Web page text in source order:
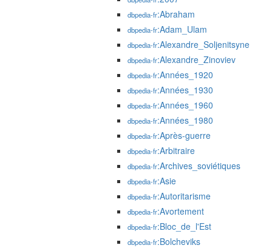
dbpedia-fr:Abraham
dbpedia-fr:Adam_Ulam
dbpedia-fr:Alexandre_Soljenitsyne
dbpedia-fr:Alexandre_Zinoviev
dbpedia-fr:Années_1920
dbpedia-fr:Années_1930
dbpedia-fr:Années_1960
dbpedia-fr:Années_1980
dbpedia-fr:Après-guerre
dbpedia-fr:Arbitraire
dbpedia-fr:Archives_soviétiques
dbpedia-fr:Asie
dbpedia-fr:Autoritarisme
dbpedia-fr:Avortement
dbpedia-fr:Bloc_de_l'Est
dbpedia-fr:Bolcheviks